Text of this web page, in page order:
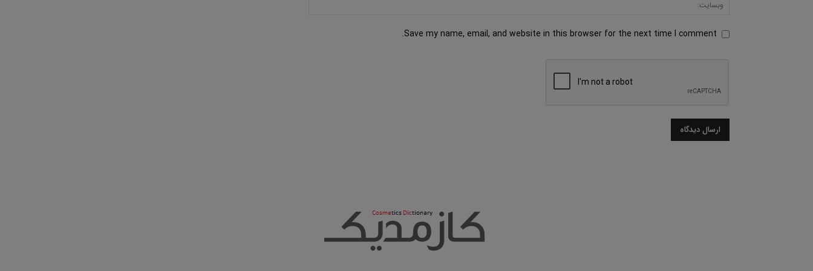
Save my name, email, and website in this browser for the next time I comment.